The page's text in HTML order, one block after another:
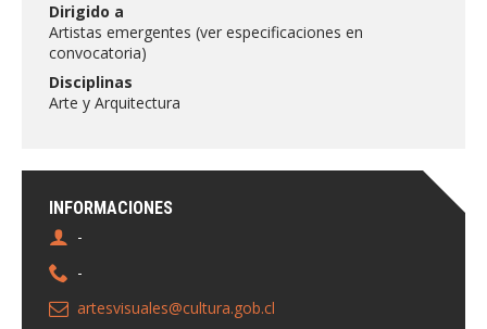
INFORMACIONES
-
-
artesvisuales@cultura.gob.cl
Dirigido a
Artistas emergentes (ver especificaciones en
convocatoria)
Disciplinas
Arte y Arquitectura